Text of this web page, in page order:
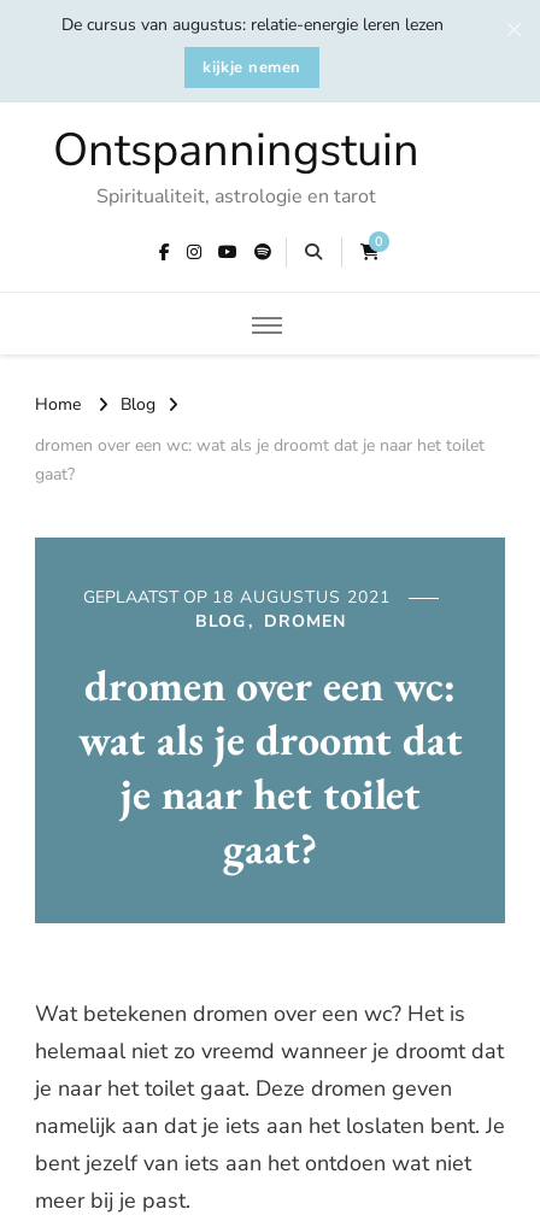
De cursus van augustus: relatie-energie leren lezen
kijkje nemen
Ontspanningstuin
Spiritualiteit, astrologie en tarot
0
Home
Blog
dromen over een wc: wat als je droomt dat je naar het toilet
gaat?
GEPLAATST OP 18 AUGUSTUS 2021
BLOG
DROMEN
dromen over een wc:
wat als je droomt dat
je naar het toilet
gaat?
Wat betekenen dromen over een wc? Het is
helemaal niet zo vreemd wanneer je droomt dat
je naar het toilet gaat. Deze dromen geven
namelijk aan dat je iets aan het loslaten bent. Je
bent jezelf van iets aan het ontdoen wat niet
meer bij je past.